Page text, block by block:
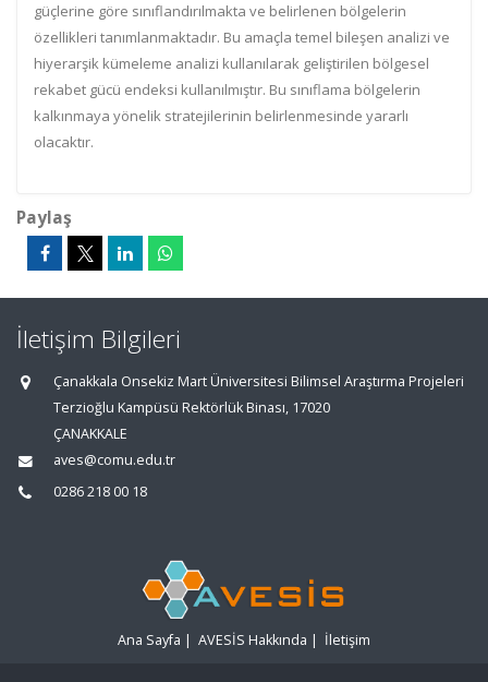
güçlerine göre sınıflandırılmakta ve belirlenen bölgelerin
özellikleri tanımlanmaktadır. Bu amaçla temel bileşen analizi ve
hiyerarşik kümeleme analizi kullanılarak geliştirilen bölgesel
rekabet gücü endeksi kullanılmıştır. Bu sınıflama bölgelerin
kalkınmaya yönelik stratejilerinin belirlenmesinde yararlı
olacaktır.
Paylaş
İletişim Bilgileri
Çanakkala Onsekiz Mart Üniversitesi Bilimsel Araştırma Projeleri
Terzioğlu Kampüsü Rektörlük Binası, 17020
ÇANAKKALE
aves@comu.edu.tr
0286 218 00 18
Ana Sayfa | AVESİS Hakkında | İletişim